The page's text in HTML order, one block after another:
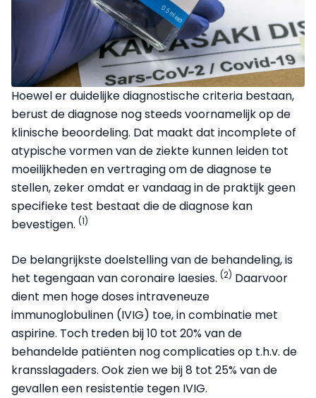
Hoewel er duidelijke diagnostische criteria bestaan,
berust de diagnose nog steeds voornamelijk op de
klinische beoordeling. Dat maakt dat incomplete of
atypische vormen van de ziekte kunnen leiden tot
moeilijkheden en vertraging om de diagnose te
stellen, zeker omdat er vandaag in de praktijk geen
specifieke test bestaat die de diagnose kan
bevestigen. (1)
De belangrijkste doelstelling van de behandeling, is
het tegengaan van coronaire laesies. (2) Daarvoor
dient men hoge doses intraveneuze
immunoglobulinen (IVIG) toe, in combinatie met
aspirine. Toch treden bij 10 tot 20% van de
behandelde patiënten nog complicaties op t.h.v. de
kransslagaders. Ook zien we bij 8 tot 25% van de
gevallen een resistentie tegen IVIG.